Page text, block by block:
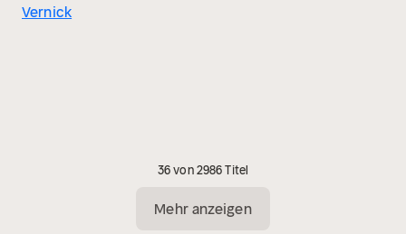
Vernick
36 von 2986 Titel
Mehr anzeigen